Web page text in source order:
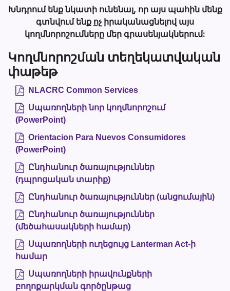
Խնդրում ենք նկատի ունենալ, որ այս պահին մենք
գտնվում ենք ոչ իրականացնելով այս
կողմնորոշումները մեր գրասենյակներում:
Կողմնորոշման տեղեկատվական
փաթեթ
NLACRC Common Services
Սպառողների նոր կողմնորոշում
(PowerPoint)
Orientacion Para Nuevos Consumidores
(PowerPoint)
Ընդհանուր ծառայություններ
(դպրոցական տարիք)
Ընդհանուր ծառայություններ (անցումային)
Ընդհանուր ծառայություններ
(մեծահասակների համար)
Սպառողների ուղեցույց Lanterman Act-ի
համար
Սպառողների իրավունքների
բողոքարկման գործընթաց